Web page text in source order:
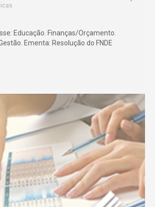
Educação. Finanças/Orçamento.
Ementa: Resolução do FNDE